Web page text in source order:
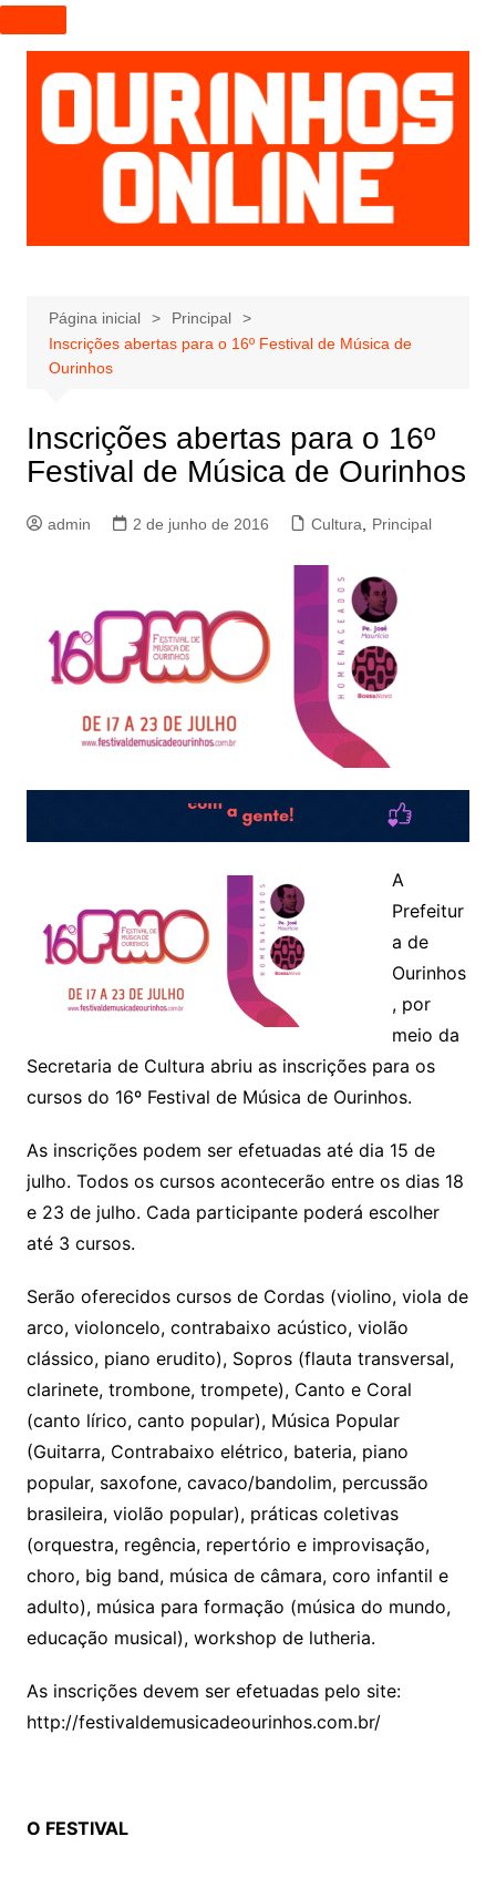
I
r
p
a
r
a
e
ú
d
Página inicial
Principal
Inscrições abertas para o 16º Festival de Música de
Ourinhos
Inscrições abertas para o 16º
Festival de Música de Ourinhos
admin 2 de junho de 2016 Cultura Principal
A
Prefeitur
a de
Ourinhos
, por
meio da
Secretaria de Cultura abriu as inscrições para os
cursos do 16º Festival de Música de Ourinhos.
As inscrições podem ser efetuadas até dia 15 de
julho. Todos os cursos acontecerão entre os dias 18
e 23 de julho. Cada participante poderá escolher
até 3 cursos.
Serão oferecidos cursos de Cordas (violino, viola de
arco, violoncelo, contrabaixo acústico, violão
clássico, piano erudito), Sopros (flauta transversal,
clarinete, trombone, trompete), Canto e Coral
(canto lírico, canto popular), Música Popular
(Guitarra, Contrabaixo elétrico, bateria, piano
popular, saxofone, cavaco/bandolim, percussão
brasileira, violão popular), práticas coletivas
(orquestra, regência, repertório e improvisação,
choro, big band, música de câmara, coro infantil e
adulto), música para formação (música do mundo,
educação musical), workshop de lutheria.
As inscrições devem ser efetuadas pelo site:
http://festivaldemusicadeourinhos.com.br/
O FESTIVAL